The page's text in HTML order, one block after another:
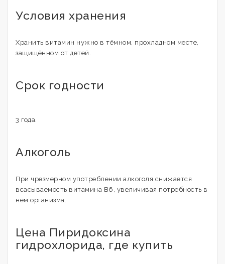
Условия хранения
Хранить витамин нужно в тёмном, прохладном месте,
защищённом от детей.
Срок годности
3 года.
Алкоголь
При чрезмерном употреблении алкоголя снижается
всасываемость витамина В6, увеличивая потребность в
нём организма.
Цена Пиридоксина
гидрохлорида, где купить